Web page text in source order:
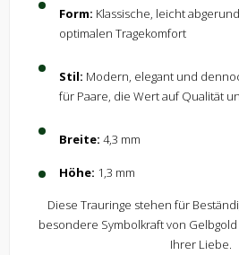
Form: Klassische, leicht
optimalen Tragekomfort
Stil: Modern, elegant und
für Paare, die Wert auf Qualität
Breite: 4,3 mm
Höhe: 1,3 mm
Diese Trauringe stehen für
besondere Symbolkraft von
Ihrer Liebe.